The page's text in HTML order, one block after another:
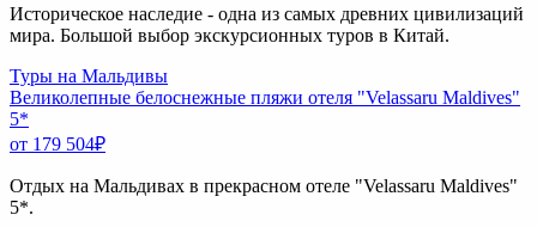
Историческое наследие - одна из самых древних цивилизаций
мира. Большой выбор экскурсионных туров в Китай.
Туры на Мальдивы
Великолепные белоснежные пляжи отеля "Velassaru Maldives"
5*
от 179 504₽
Отдых на Мальдивах в прекрасном отеле "Velassaru Maldives"
5*.